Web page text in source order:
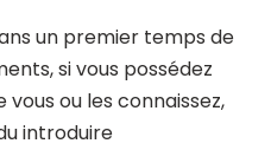
un premier temps de
si vous possédez
ou les connaissez,
introduire